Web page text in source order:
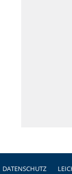
DATENSCHUTZ